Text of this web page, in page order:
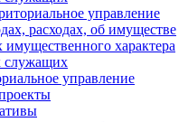
управление
расходах, об имуществе
имущественного характера
служащих
управление